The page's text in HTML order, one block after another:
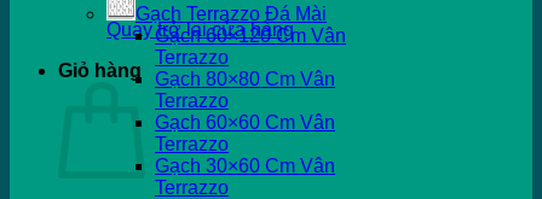
Quay trở lại cửa hàng
Giỏ hàng
Gạch Terrazzo Đá Mài
Gạch 60×120 Cm Vân
Terrazzo
Gạch 80×80 Cm Vân
Terrazzo
Gạch 60×60 Cm Vân
Terrazzo
Gạch 30×60 Cm Vân
Terrazzo